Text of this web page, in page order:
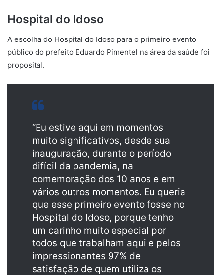
Hospital do Idoso
A escolha do Hospital do Idoso para o primeiro evento
público do prefeito Eduardo Pimentel na área da saúde foi
proposital.
“Eu estive aqui em momentos
muito significativos, desde sua
inauguração, durante o período
difícil da pandemia, na
comemoração dos 10 anos e em
vários outros momentos. Eu queria
que esse primeiro evento fosse no
Hospital do Idoso, porque tenho
um carinho muito especial por
todos que trabalham aqui e pelos
impressionantes 97% de
satisfação de quem utiliza os